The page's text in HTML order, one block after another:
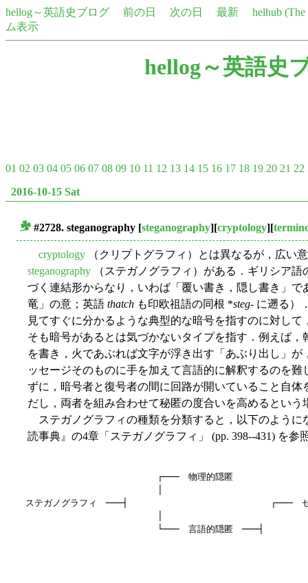
hellog～英語史ブログ 前の日 次の日 最新
helhub
ム表示
hellog～英語史
01 02 03 04 05 06 07 08 09 10 11 12 13 14 15 16 17 18 19 20 21 22
2016-10-15 Sat
#2728. steganography [steganography][cryptology][
cryptology （クリプトグラフィ）とは異なるが，広い
steganography （ステガノグラフィ）がある．ギリシア語
づく連結形からなり，いわば「覆い書き，隠し書き」で
竜」の意；英語 thatch も印欧祖語の同根 *steg- に遡る）
見てすぐに分かるような典型的な暗号を指すのに対し
そも暗号があるとは気づかないタイプを指す．例えば
を書き，火であぶれば文字が浮き出す「あぶり出し」
ッセージそのものに手を加えて言語的に解釈するのを
ずに，暗号者と復号者の間に回路が開いていること自
だし，両者を組み合わせて秘匿の度合いを高めるという
ステガノグラフィの種類を分類すると，以下のように
読事典』の4章「ステガノグラフィ」 (pp. 398--431) を参
┌───　物理的隠匿
ステガノグラフィ　───┤                          ┌───　セ
└───　言語的隠匿　───┤